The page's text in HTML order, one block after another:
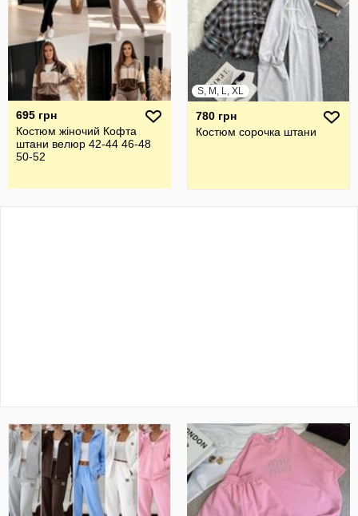
695 грн
Костюм жіночий Кофта
штани велюр 42-44 46-48
50-52
S, M, L, XL
780 грн
Костюм сорочка штани